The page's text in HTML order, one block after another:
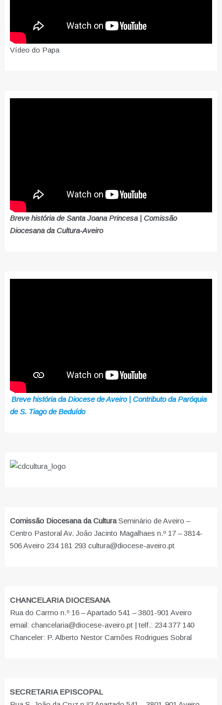
Vídeo do Papa
Breve história de Santa Joana Princesa | Comissão
Diocesana da Cultura-Aveiro
Breve história da Diocese de Aveiro | Contributo da Paróquia
de S. Tiago de Beduído
Comissão Diocesana da CulturaSeminário de Aveiro –
Centro Pastoral Av. João Jacinto Magalhaes n.º 17 – 3814-
506 Aveiro 234 181 293 cultura@diocese-aveiro.pt
CHANCELARIA DIOCESANA
Rua do Carmo n.º 16 – Apartado 541 – 3801-901 Aveiro
email: chancelaria@diocese-aveiro.pt | telf.: 234 377 140
Chanceler: P. Alberto Nestor Camões Rodrigues Sobral
SECRETARIA EPISCOPAL